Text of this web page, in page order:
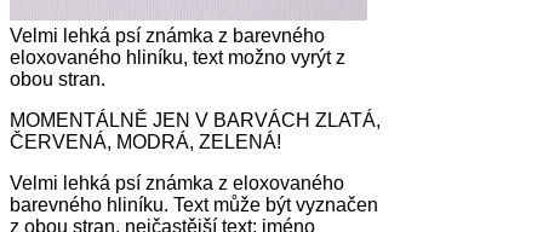
Velmi lehká psí známka z barevného
eloxovaného hliníku, text možno vyrýt z
obou stran.
MOMENTÁLNĚ JEN V BARVÁCH ZLATÁ,
ČERVENÁ, MODRÁ, ZELENÁ!
Velmi lehká psí známka z eloxovaného
barevného hliníku. Text může být vyznačen
z obou stran, nejčastější text: jméno